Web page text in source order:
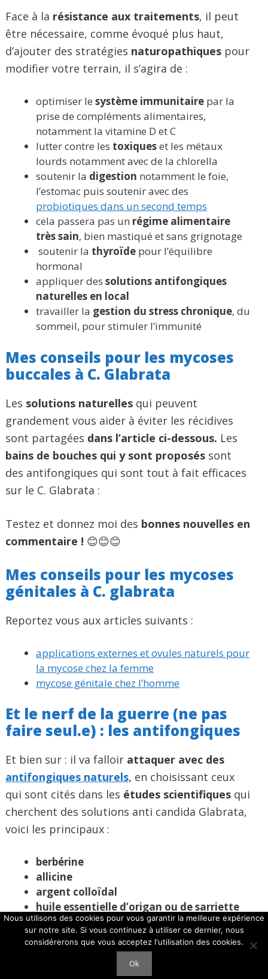
Face à la résistance aux traitements, il peut
être nécessaire, comme évoqué plus haut,
d’ajouter des stratégies naturopathiques pour
modifier votre terrain, il s’agira de :
optimiser le système immunitaire par la
prise de compléments alimentaires,
notamment la vitamine D et C
lutter contre les toxiqueset les métaux
lourds notamment avec de la chlorella
soutenir la digestion notamment le foie,
l’estomac puis soutenir avec des
probiotiques dans un second temps
cela passera pas un régime alimentaire
très sain, bien mastiqué et sans grignotage
soutenir la thyroïde pour l’équilibre
hormonal
appliquer des solutions antifongiques
naturelles en local
travailler la gestion du stress chronique, du
sommeil, pour stimuler l’immunité
Mes conseils pour les mycoses
buccales à C. Glabrata
Les solutions naturelles qui peuvent
grandement vous aider à éviter les récidives
sont partagées dans l’article ci-dessous. Les
bains de bouches qui y sont proposés sont
des antifongiques qui sont tout à fait efficaces
sur le C. Glabrata :
Testez et donnez moi des bonnes nouvelles en
commentaire ! 😊😊😊
Mes conseils pour les mycoses
génitales à C. glabrata
Reportez vous aux articles suivants :
applications externes et ovules naturels pour
la mycose chez la femme
mycose génitale chez l’homme
Et le nerf de la guerre (ne pas
faire seul.e) : les antifongiques
Et bien sur : il va falloir attaquer avec des
antifongiques naturels, en choisissant ceux
qui sont cités dans les études scientifiques qui
cherchent des solutions anti candida Glabrata,
voici les principaux :
berbérine
allicine
argent colloïdal
huile essentielle d’origan ou de sarriette
des montagnes
lapacho
extrait de pépin de pamplemousse
Nous utilisons des cookies pour vous garantir la meilleure expérience
sur notre site. Si vous continuez à utiliser ce dernier, nous
considérerons que vous acceptez l'utilisation des cookies.
Ok